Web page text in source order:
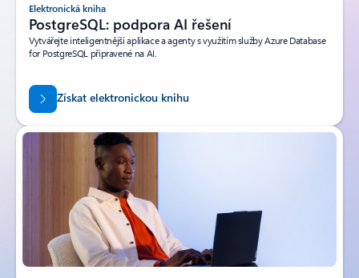
Elektronická kniha
PostgreSQL: podpora AI řešení
Vytvářejte inteligentnější aplikace a agenty s využitím služby Azure Database
for PostgreSQL připravené na AI.
Získat elektronickou knihu